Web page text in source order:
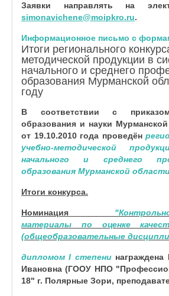
Заявки направлять на
simonavichene@moipkro.ru.
Информационное письмо с
Итоги регионального
методической продукции в
начального и среднего
образования Мурманской
году
В соответствии с
образования и науки
от 19.10.2010 года проведён
учебно-методической
начального и среднего
образования Мурманской
Итоги конкурса.
Номинация
материалы по оценке
(общеобразовательные
дипломом I степенинаграждена
Ивановна (ГООУ НПО
18" г. Полярные Зори,